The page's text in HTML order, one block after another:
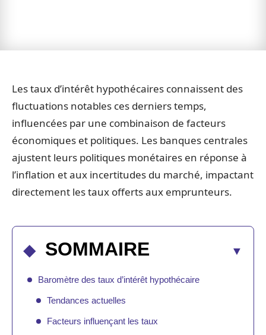
Les taux d’intérêt hypothécaires connaissent des
fluctuations notables ces derniers temps,
influencées par une combinaison de facteurs
économiques et politiques. Les banques centrales
ajustent leurs politiques monétaires en réponse à
l’inflation et aux incertitudes du marché, impactant
directement les taux offerts aux emprunteurs.
SOMMAIRE
Baromètre des taux d’intérêt hypothécaire
Tendances actuelles
Facteurs influençant les taux